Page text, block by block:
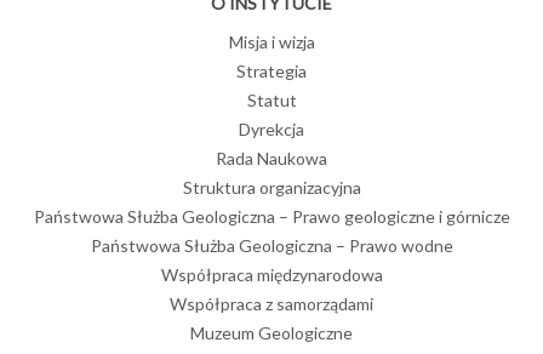
Misja i wizja
Strategia
Statut
Dyrekcja
Rada Naukowa
Struktura organizacyjna
Państwowa Służba Geologiczna – Prawo geologiczne i górnicze
Państwowa Służba Geologiczna – Prawo wodne
Współpraca międzynarodowa
Współpraca z samorządami
Muzeum Geologiczne